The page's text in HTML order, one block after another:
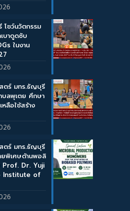
ชว์นวัตกรรม
บาดูดซับ
ในงาน
ตร์ มทร.ธัญบุรี
บลพุเตย ศึกษา
ลือใช้สร้าง
ตร์ มทร.ธัญบุรี
พิเศษด้านพอลิ
Prof. Dr. Yuji
Institute of